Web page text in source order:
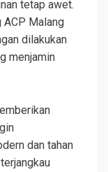
tetap awet.
ACP Malang
dilakukan
menjamin
dan tahan